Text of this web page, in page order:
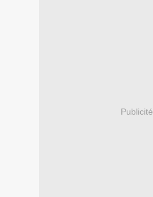
Publicité